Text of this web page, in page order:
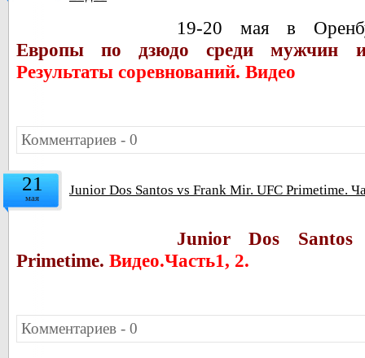
19-20 мая в
Европы по дзюдо среди мужчин
Результаты соревнований. Видео
Комментариев - 0
21
мая Junior Dos Santos vs Frank Mir. UFC Primetime.
Junior Dos
Primetime. Видео.Часть1, 2.
Комментариев - 0